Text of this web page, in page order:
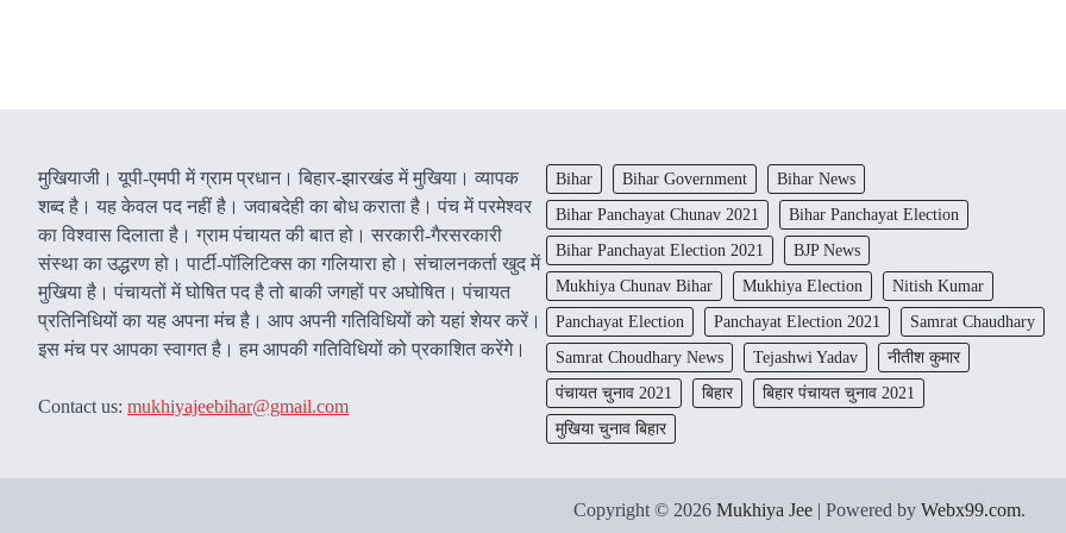
मुखियाजी। यूपी-एमपी में ग्राम प्रधान। बिहार-झारखंड में मुखिया। व्यापक
शब्द है। यह केवल पद नहीं है। जवाबदेही का बोध कराता है। पंच में परमेश्वर
का विश्वास दिलाता है। ग्राम पंचायत की बात हो। सरकारी-गैरसरकारी
संस्था का उद्धरण हो। पार्टी-पॉलिटिक्स का गलियारा हो। संचालनकर्ता खुद में
मुखिया है। पंचायतों में घोषित पद है तो बाकी जगहों पर अघोषित। पंचायत
प्रतिनिधियों का यह अपना मंच है। आप अपनी गतिविधियों को यहां शेयर करें।
इस मंच पर आपका स्वागत है। हम आपकी गतिविधियों को प्रकाशित करेंगेे।
Contact us: mukhiyajeebihar@gmail.com
Bihar Bihar Government
Bihar News
Bihar Panchayat Chunav 2021
Bihar Panchayat Election
Bihar Panchayat Election 2021
BJP News
Mukhiya Chunav Bihar
Mukhiya Election
Nitish Kumar
Panchayat Election
Panchayat Election 2021
Samrat Chaudhary
Samrat Choudhary News
Tejashwi Yadav
नीतीश कुमार
पंचायत चुनाव 2021
बिहार
बिहार पंचायत चुनाव 2021
मुखिया चुनाव बिहार
Copyright © 2026 Mukhiya Jee | Powered by Webx99.com.